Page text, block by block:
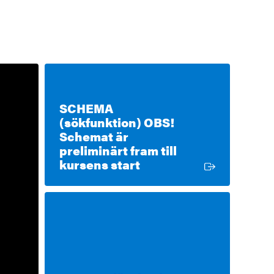
SCHEMA
(sökfunktion) OBS!
Schemat är
preliminärt fram till
kursens startExtern länk